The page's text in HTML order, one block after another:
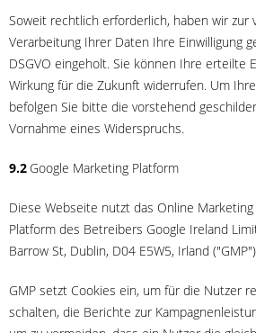
Soweit rechtlich erforderlich, haben wir zur
Verarbeitung Ihrer Daten Ihre Einwilligung
DSGVO eingeholt. Sie können Ihre erteilte
Wirkung für die Zukunft widerrufen. Um
befolgen Sie bitte die vorstehend
Vornahme eines Widerspruchs.
9.2 Google Marketing Platform
Diese Webseite nutzt das Online
Platform des Betreibers Google Ireland
Barrow St, Dublin, D04 E5W5, Irland
GMP setzt Cookies ein, um für die Nutzer
schalten, die Berichte zur